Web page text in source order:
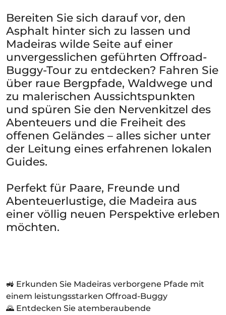
Bereiten Sie sich darauf vor, den
Asphalt hinter sich zu lassen und
Madeiras wilde Seite auf einer
unvergesslichen geführten Offroad-
Buggy-Tour zu entdecken? Fahren Sie
über raue Bergpfade, Waldwege und
zu malerischen Aussichtspunkten
und spüren Sie den Nervenkitzel des
Abenteuers und die Freiheit des
offenen Geländes – alles sicher unter
der Leitung eines erfahrenen lokalen
Guides.
Perfekt für Paare, Freunde und
Abenteuerlustige, die Madeira aus
einer völlig neuen Perspektive erleben
möchten.
🚜 Erkunden Sie Madeiras verborgene Pfade mit
einem leistungsstarken Offroad-Buggy
🌄 Entdecken Sie atemberaubende